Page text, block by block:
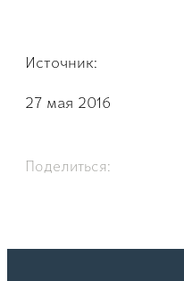
Источник:
27 мая 2016
Поделиться: